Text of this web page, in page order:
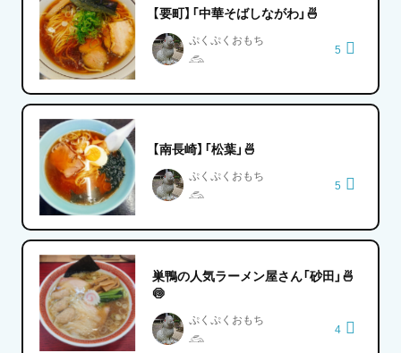
【要町】「中華そばしながわ」🍜
ぷくぷくおもち
𓃹
5
【南長崎】「松葉」🍜
ぷくぷくおもち
𓃹
5
巣鴨の人気ラーメン屋さん「砂田」🍜
🍥
ぷくぷくおもち
𓃹
4